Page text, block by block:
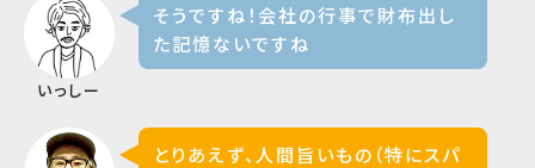
いっしー
そうですね！会社の行事で財布出し
た記憶ないですね
とりあえず、人間旨いもの（特にスパ